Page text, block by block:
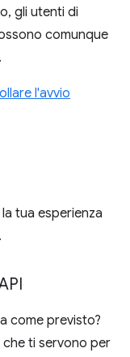
gli utenti di
comunque
l'avvio
tua esperienza
come previsto?
ti servono per